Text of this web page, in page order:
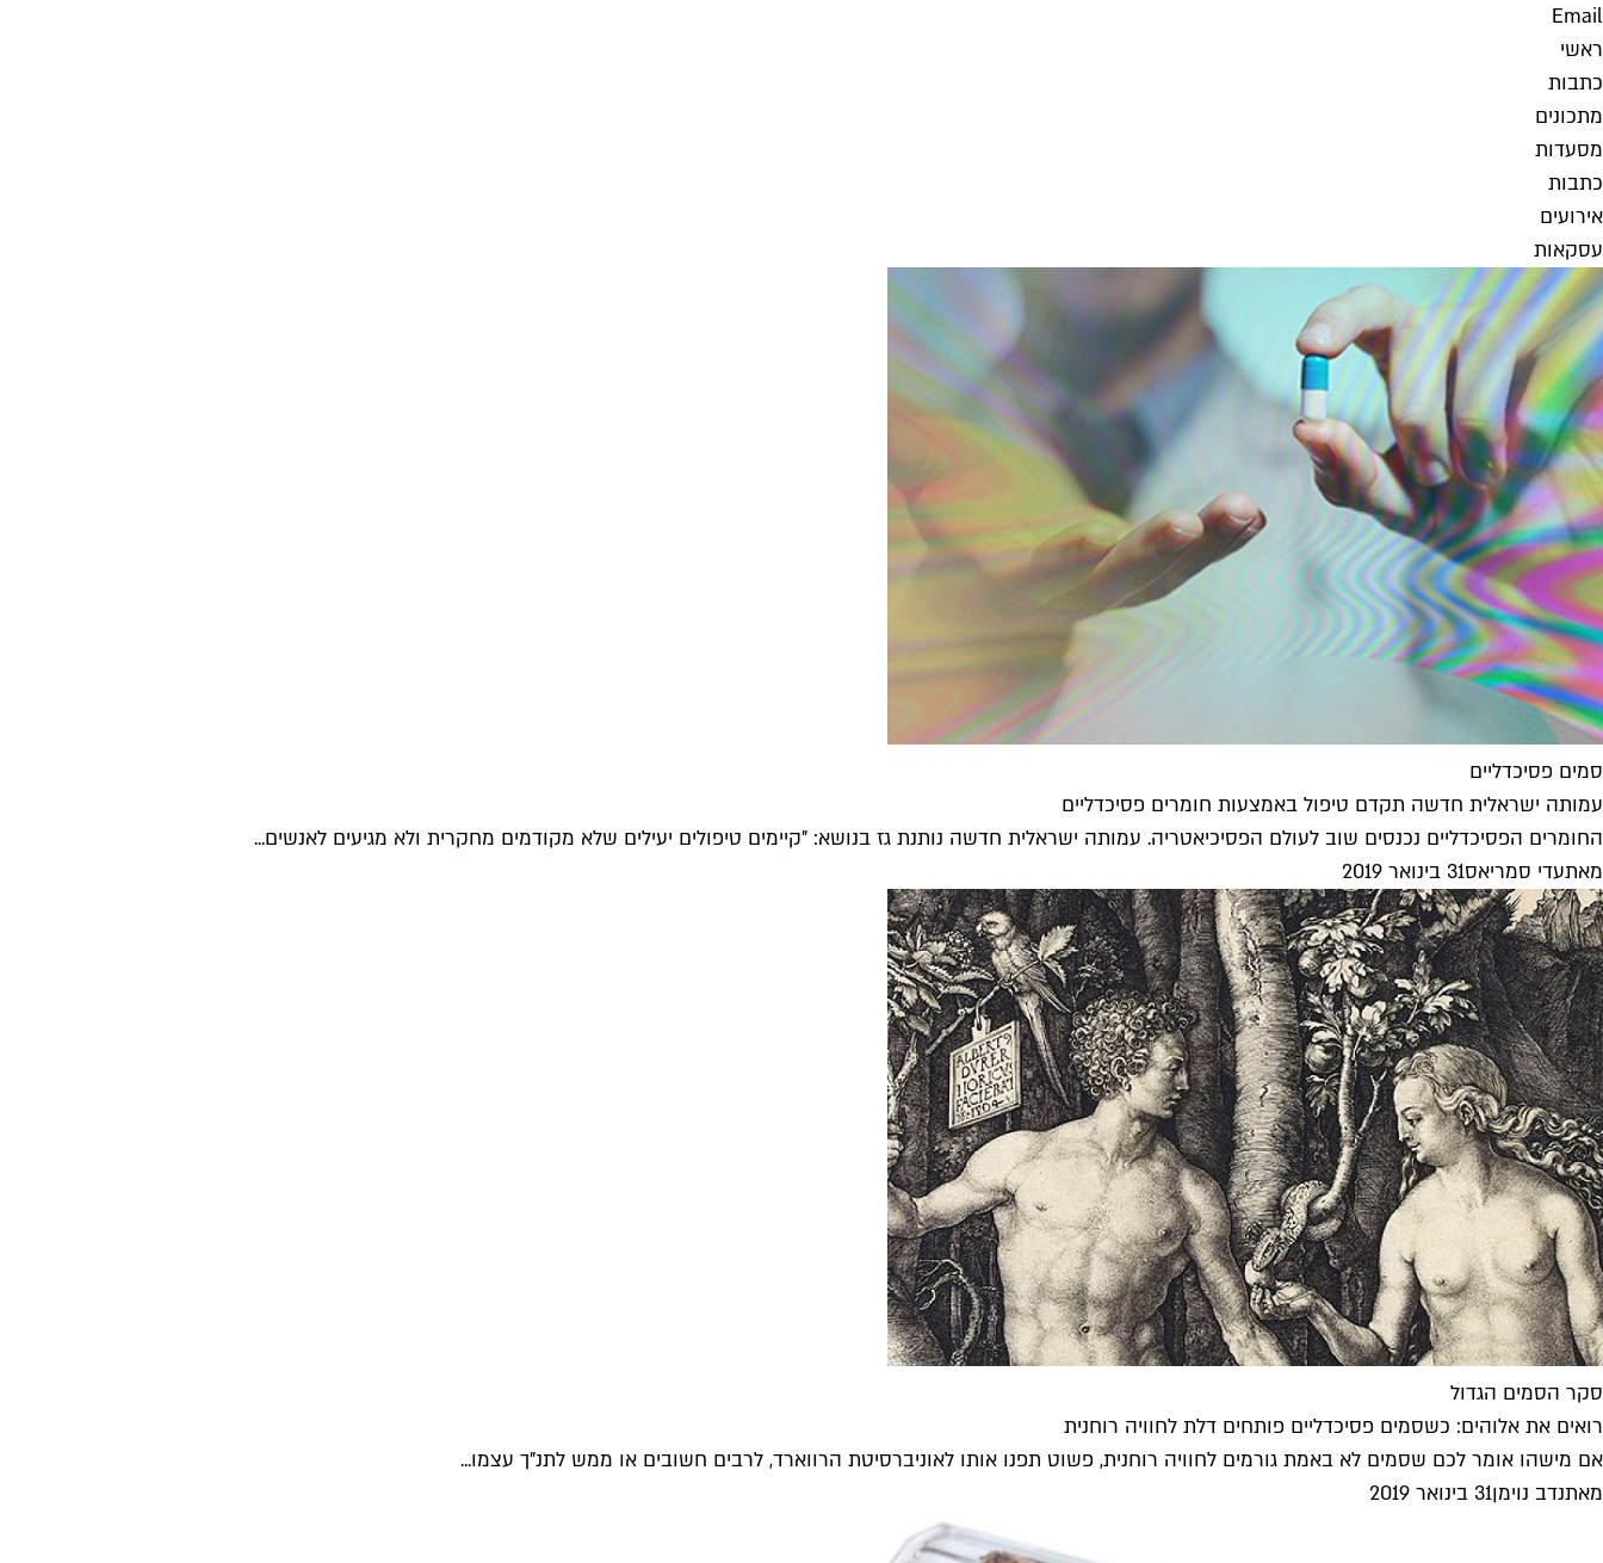
Email
ראשי
כתבות
מתכונים
מסעדות
כתבות
אירועים
עסקאות
סמים פסיכדליים
עמותה ישראלית חדשה תקדם טיפול באמצעות חומרים פסיכדליים
החומרים הפסיכדליים נכנסים שוב לעולם הפסיכיאטריה. עמותה ישראלית חדשה נותנת גז בנושא: "קיימים טיפולים יעילים שלא מקודמים מחקרית ולא מגיעים לאנשים...
מאתעדי סמריאס31 בינואר 2019
סקר הסמים הגדול
רואים את אלוהים: כשסמים פסיכדליים פותחים דלת לחוויה רוחנית
אם מישהו אומר לכם שסמים לא באמת גורמים לחוויה רוחנית, פשוט תפנו אותו לאוניברסיטת הרווארד, לרבים חשובים או ממש לתנ"ך עצמו...
מאתנדב נוימן31 בינואר 2019